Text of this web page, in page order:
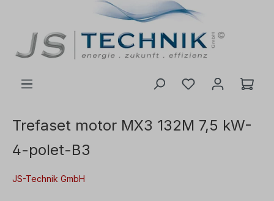
Trefaset motor MX3 132M 7,5 kW-
4-polet-B3
JS-Technik GmbH